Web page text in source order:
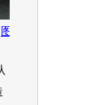
图片